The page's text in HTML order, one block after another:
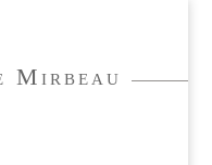
Mirbeau